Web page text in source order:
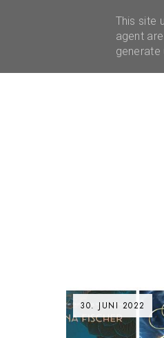
ÜBER MICH
30. JUNI 2022
This site
agent